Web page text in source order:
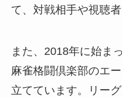
て、対戦相手や視聴
また、2018年に始ま
麻雀格闘倶楽部のエ
立てています。リー